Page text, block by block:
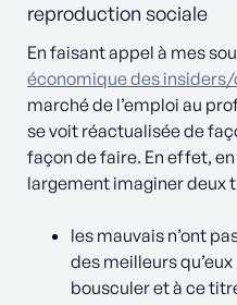
reproduction sociale
En faisant appel à mes
économique des
marché de l’emploi au
se voit réactualisée de
façon de faire. En effet,
largement imaginer deux
les mauvais n’ont
des meilleurs
bousculer et à ce